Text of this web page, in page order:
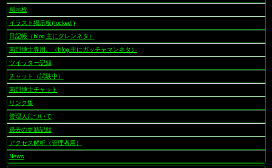
掲示板
イラスト掲示板(locked!)
日記帳（blog 主にグレンネタ）
南部博士専用。（blog 主にガッチャマンネタ）
ツイッター記録
チャット（試験中）
南部博士チャット
リンク集
管理人について
過去の更新記録
アクセス解析（管理者用）
News